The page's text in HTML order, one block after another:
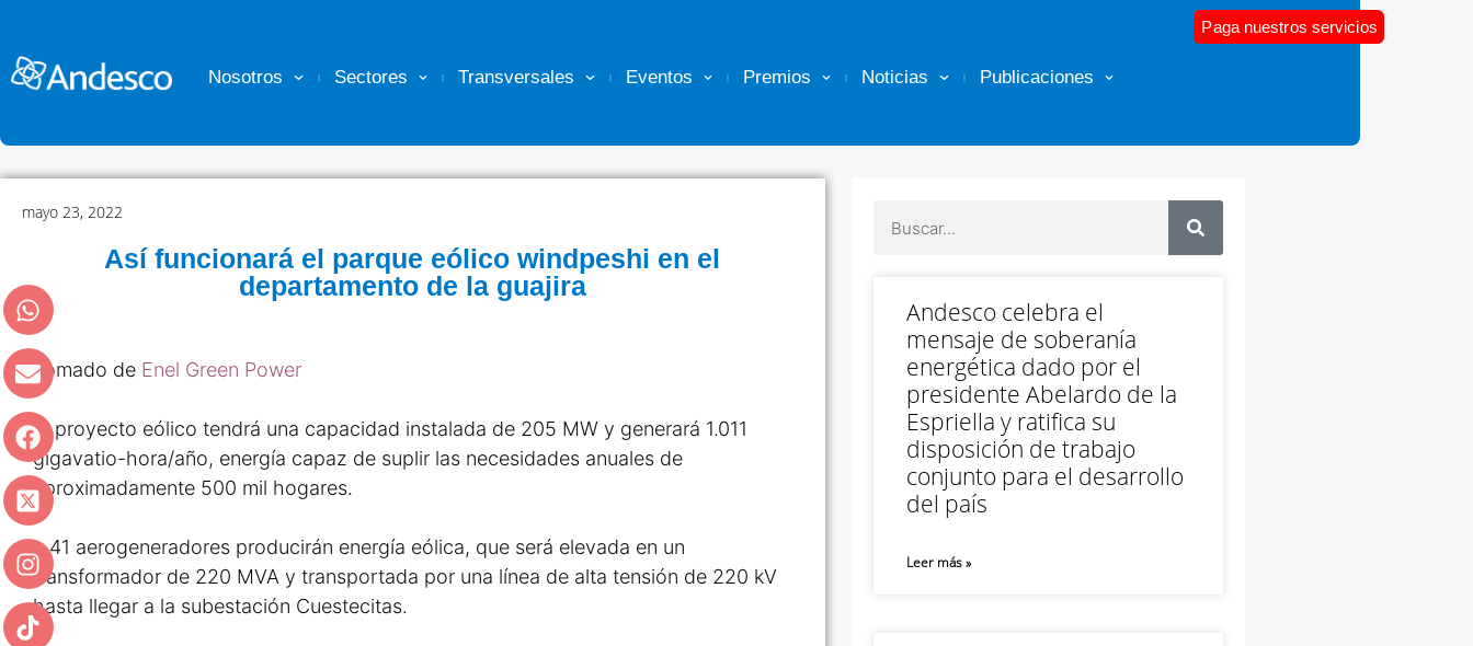
Nosotros Sectores Transversales Eventos Premios Noticias Publicaciones
Paga nuestros servicios
mayo 23, 2022
Así funcionará el parque eólico windpeshi en el
departamento de la guajira
Tomado de Enel Green Power
El proyecto eólico tendrá una capacidad instalada de 205 MW y generará 1.011
gigavatio-hora/año, energía capaz de suplir las necesidades anuales de
aproximadamente 500 mil hogares.
• 41 aerogeneradores producirán energía eólica, que será elevada en un
transformador de 220 MVA y transportada por una línea de alta tensión de 220 kV
hasta llegar a la subestación Cuestecitas.
Andesco celebra el
mensaje de soberanía
energética dado por el
presidente Abelardo de la
Espriella y ratifica su
disposición de trabajo
conjunto para el desarrollo
del país
Leer más »